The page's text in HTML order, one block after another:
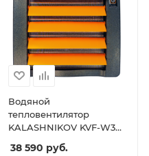
Водяной
тепловентилятор
KALASHNIKOV KVF-W38-
38 590 руб.